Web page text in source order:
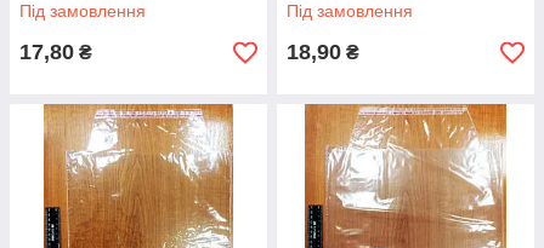
0 дно
дитячих
грн.
320*420+6
0 дно
для 1,5
сп. ККБ
18.90 грн.
9450.00
грн.
325*420+6
6 дно
для 2 сп.
ККБ
19.50 грн.
9750.00
грн.
Під замовлення
17,80 ₴
Під замовлення
18,90 ₴